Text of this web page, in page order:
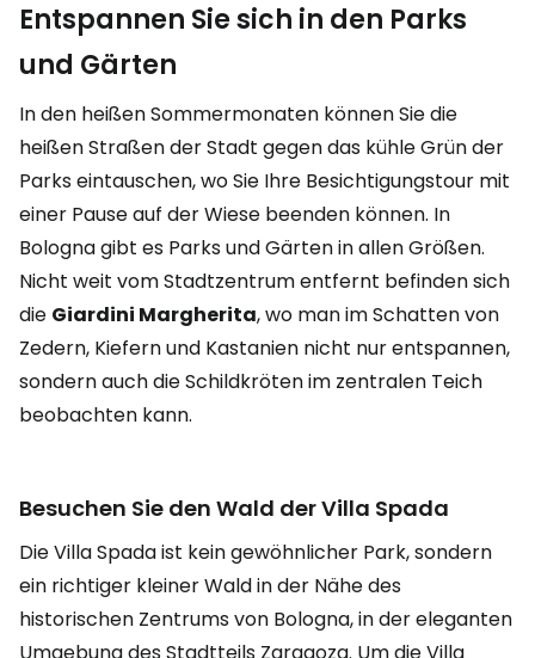
Entspannen Sie sich in den Parks
und Gärten
In den heißen Sommermonaten können Sie die
heißen Straßen der Stadt gegen das kühle Grün der
Parks eintauschen, wo Sie Ihre Besichtigungstour mit
einer Pause auf der Wiese beenden können. In
Bologna gibt es Parks und Gärten in allen Größen.
Nicht weit vom Stadtzentrum entfernt befinden sich
die Giardini Margherita, wo man im Schatten von
Zedern, Kiefern und Kastanien nicht nur entspannen,
sondern auch die Schildkröten im zentralen Teich
beobachten kann.
Besuchen Sie den Wald der Villa Spada
Die Villa Spada ist kein gewöhnlicher Park, sondern
ein richtiger kleiner Wald in der Nähe des
historischen Zentrums von Bologna, in der eleganten